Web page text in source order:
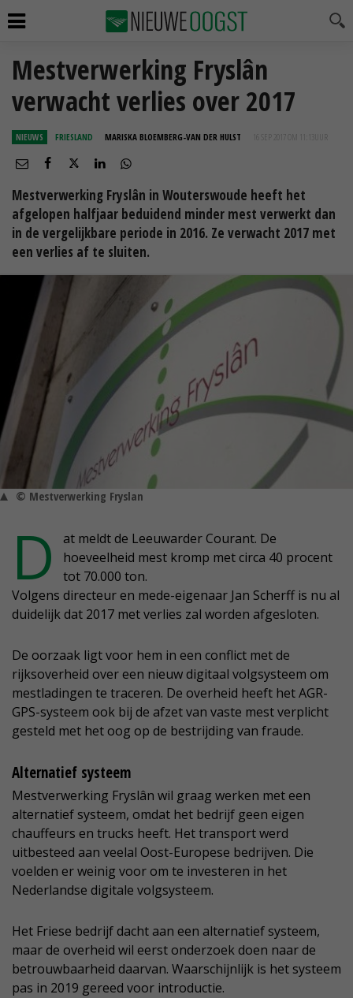
Mestverwerking Fryslân
verwacht verlies over 2017
NIEUWS FRIESLAND MARISKA BLOEMBERG-VAN DER HULST 16 SEP 2017 OM 11:13
Mestverwerking Fryslân in Wouterswoude heeft het
afgelopen halfjaar beduidend minder mest verwerkt dan
in de vergelijkbare periode in 2016. Ze verwacht 2017 met
een verlies af te sluiten.
© Mestverwerking Fryslan
D
at meldt de Leeuwarder Courant. De
hoeveelheid mest kromp met circa 40 procent
tot 70.000 ton.
Volgens directeur en mede-eigenaar Jan Scherff is nu al
duidelijk dat 2017 met verlies zal worden afgesloten.
De oorzaak ligt voor hem in een conflict met de
rijksoverheid over een nieuw digitaal volgsysteem om
mestladingen te traceren. De overheid heeft het AGR-
GPS-systeem ook bij de afzet van vaste mest verplicht
gesteld met het oog op de bestrijding van fraude.
Alternatief systeem
Mestverwerking Fryslân wil graag werken met een
alternatief systeem, omdat het bedrijf geen eigen
chauffeurs en trucks heeft. Het transport werd
uitbesteed aan veelal Oost-Europese bedrijven. Die
voelden er weinig voor om te investeren in het
Nederlandse digitale volgsysteem.
Het Friese bedrijf dacht aan een alternatief systeem,
maar de overheid wil eerst onderzoek doen naar de
betrouwbaarheid daarvan. Waarschijnlijk is het systeem
pas in 2019 gereed voor introductie.